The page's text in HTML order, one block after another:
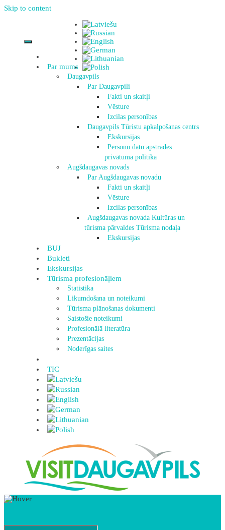
Skip to content
Par mums
Daugavpils
Par Daugavpili
Fakti un skaitļi
Vēsture
Izcilas personības
Daugavpils Tūristu apkalpošanas centrs
Ekskursijas
Personu datu apstrādes
privātuma politika
Augšdaugavas novads
Par Augšdaugavas novadu
Fakti un skaitļi
Vēsture
Izcilas personības
Augšdaugavas novada Kultūras un
tūrisma pārvaldes Tūrisma nodaļa
Ekskursijas
BUJ
Bukleti
Ekskursijas
Tūrisma profesionāļiem
Statistika
Likumdošana un noteikumi
Tūrisma plānošanas dokumenti
Saistošie noteikumi
Profesionālā literatūra
Prezentācijas
Noderīgas saites
TIC